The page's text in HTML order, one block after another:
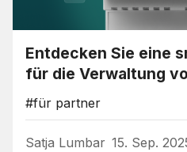
Entdecken Sie eine
für die Verwaltung
#für partner
Satja Lumbar 15. Sep.